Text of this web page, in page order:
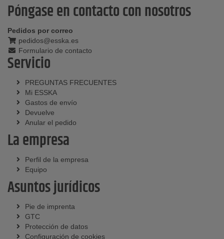
Póngase en contacto con nosotros
Pedidos por correo
pedidos@esska.es
Formulario de contacto
Servicio
PREGUNTAS FRECUENTES
Mi ESSKA
Gastos de envío
Devuelve
Anular el pedido
La empresa
Perfil de la empresa
Equipo
Asuntos jurídicos
Pie de imprenta
GTC
Protección de datos
Configuración de cookies